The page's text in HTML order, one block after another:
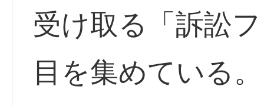
受け取る「訴訟
目を集めている。